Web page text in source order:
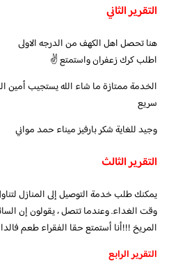
التقرير الثاني
هنا تحصل اهل الكهف من الدرجه الاولى
اطلب كرك زعفران واستمتع ✌️
الخدمة ممتازة ما شاء الله يستجيب
سريع
وجيد للغاية شكر بارفيز ميناء حمد مواني
التقرير الثالث
يمكنك طلب خدمة التوصيل إلى المنازل
وقت الغداء. وعندما تتصل ، يقولون إن
المريخ !!!أنا أستمتع حقا الفقراء طعم
التقرير الرابع